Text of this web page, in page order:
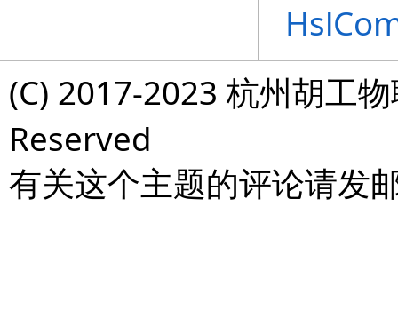
(C) 2017-2023 杭州胡工
Reserved
有关这个主题的评论请发